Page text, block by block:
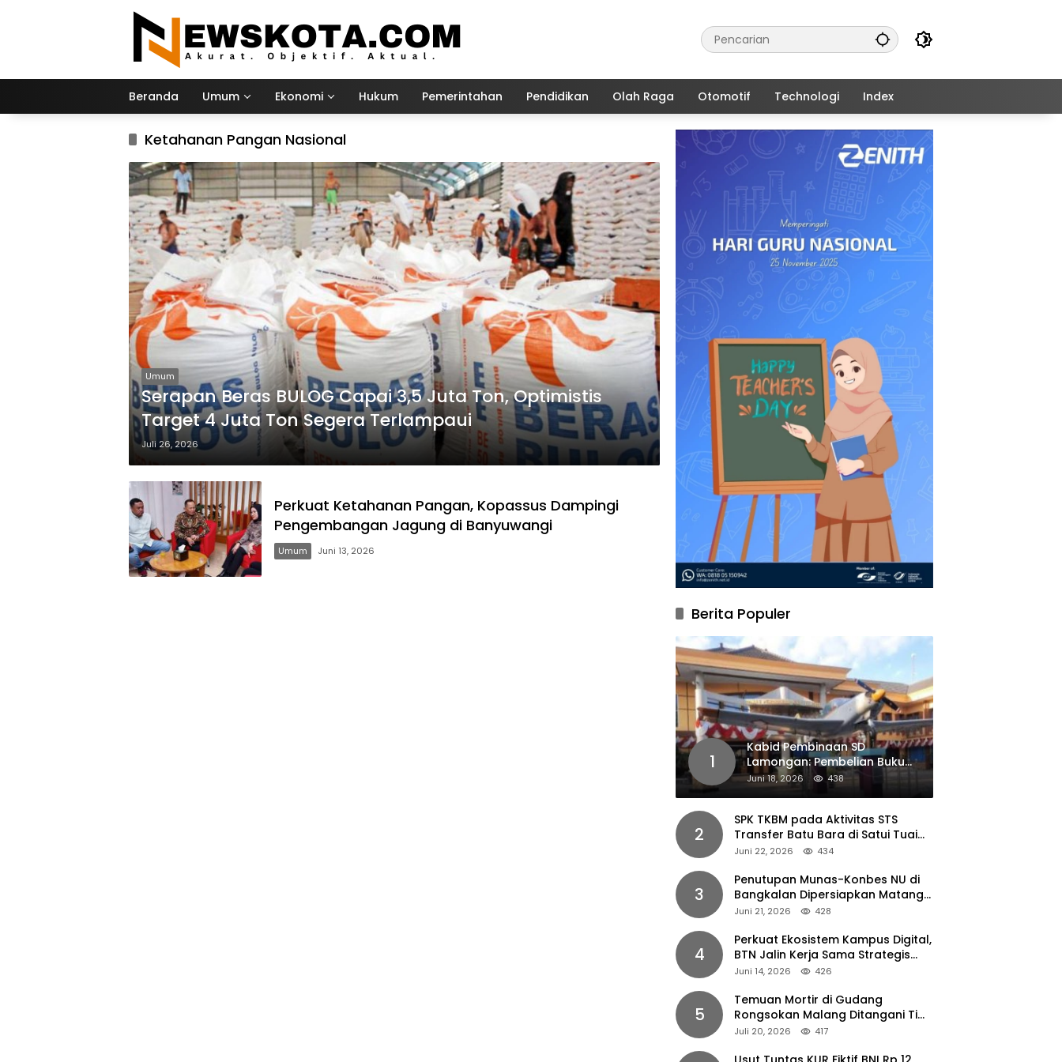
Beranda Umum Ekonomi Hukum Pemerintahan Pendidikan Olah Raga Otomotif Technologi Index
Ketahanan Pangan Nasional
Umum
Serapan Beras BULOG Capai 3,5 Juta Ton, Optimistis
Target 4 Juta Ton Segera Terlampaui
Juli 26, 2026
Perkuat Ketahanan Pangan, Kopassus Dampingi
Pengembangan Jagung di Banyuwangi
Umum Juni 13, 2026
Berita Populer
1
Kabid Pembinaan SD
Lamongan: Pembelian Buku
Pendamping Tidak Boleh
Dipaksakan
Juni 18, 2026 438
2
SPK TKBM pada Aktivitas STS
Transfer Batu Bara di Satui Tuai
Sorotan
Juni 22, 2026 434
3
Penutupan Munas-Konbes NU di
Bangkalan Dipersiapkan Matang,
Gus Ipul Turun Tangan
Juni 21, 2026 428
4
Perkuat Ekosistem Kampus Digital,
BTN Jalin Kerja Sama Strategis
dengan UNAIR
Juni 14, 2026 426
5
Temuan Mortir di Gudang
Rongsokan Malang Ditangani Tim
Gegana Polda Jatim
Juli 20, 2026 417